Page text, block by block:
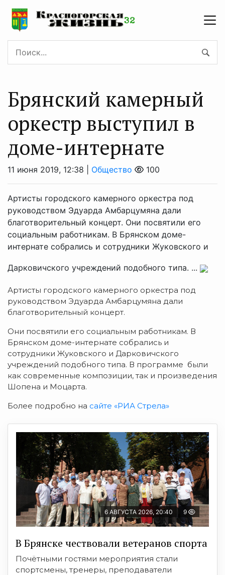
Брянский камерный
оркестр выступил в
доме-интернате
11 июня 2019, 12:38 | Общество 100
Артисты городского камерного оркестра под
руководством Эдуарда Амбарцумяна дали
благотворительный концерт. Они посвятили его
социальным работникам. В Брянском доме-
интернате собрались и сотрудники Жуковского и
Дарковичского учреждений подобного типа. ...
Артисты городского камерного оркестра под
руководством Эдуарда Амбарцумяна дали
благотворительный концерт.
Они посвятили его социальным работникам. В
Брянском доме-интернате собрались и
сотрудники Жуковского и Дарковичского
учреждений подобного типа. В программе были
как современные композиции, так и произведения
Шопена и Моцарта.
Более подробно на сайте «РИА Стрела»
6 АВГУСТА 2026, 20:40 9
В Брянске чествовали ветеранов спорта
Почётными гостями мероприятия стали
спортсмены, тренеры, преподаватели